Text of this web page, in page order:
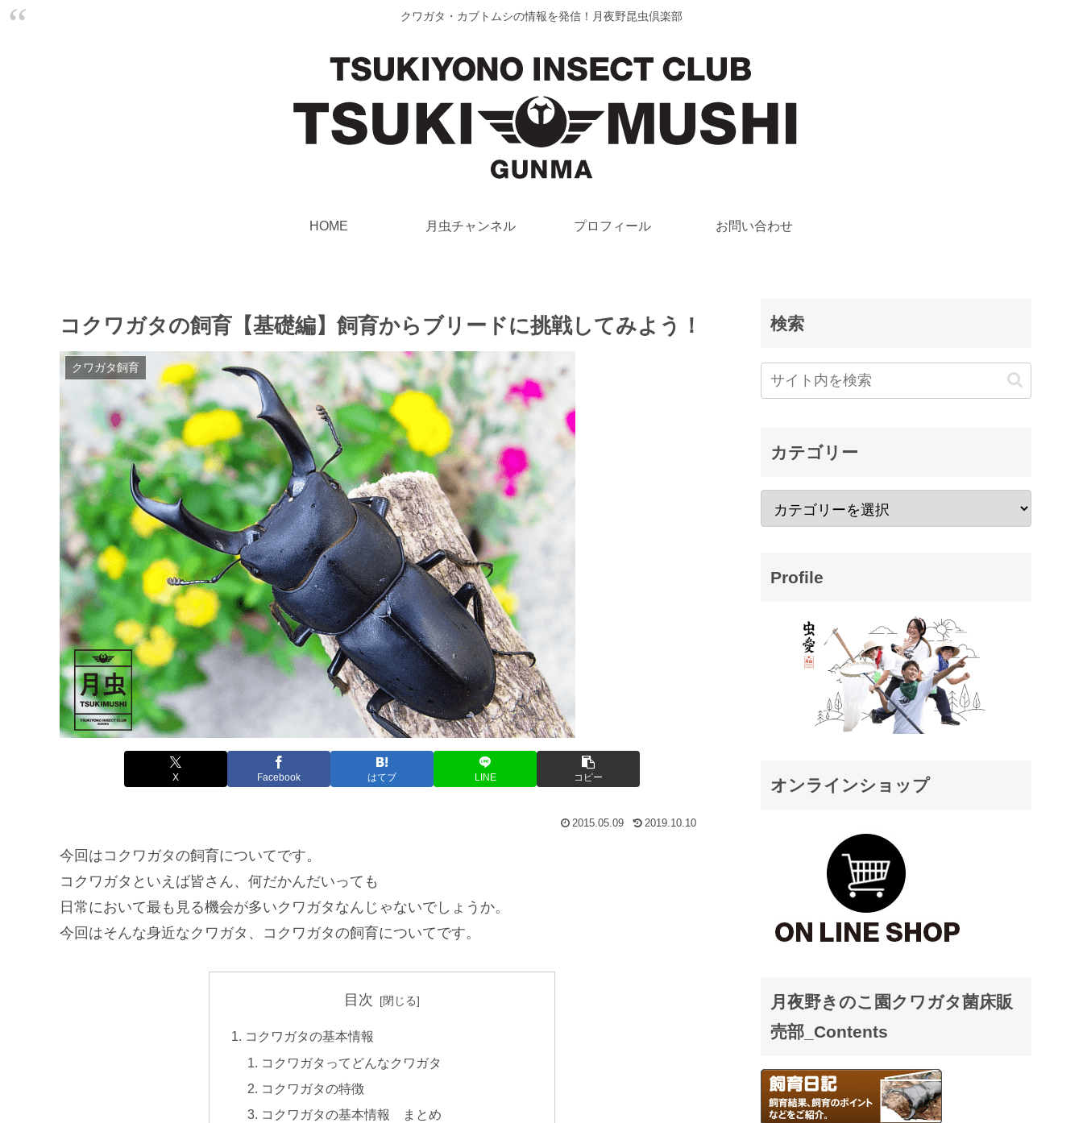
クワガタ・カブトムシの情報を発信！月夜野昆虫倶楽部
HOME 月虫チャンネル プロフィール お問い合わせ
コクワガタの飼育【基礎編】飼育からブリードに挑戦してみよう！
クワガタ飼育
X Facebook はてブ LINE コピー
2015.05.09 2019.10.10
今回はコクワガタの飼育についてです。
コクワガタといえば皆さん、何だかんだいっても
日常において最も見る機会が多いクワガタなんじゃないでしょうか。
今回はそんな身近なクワガタ、コクワガタの飼育についてです。
目次
コクワガタの基本情報
コクワガタってどんなクワガタ
コクワガタの特徴
コクワガタの基本情報 まとめ
検索
カテゴリー
Profile
オンラインショップ
月夜野きのこ園クワガタ菌床販
売部_Contents